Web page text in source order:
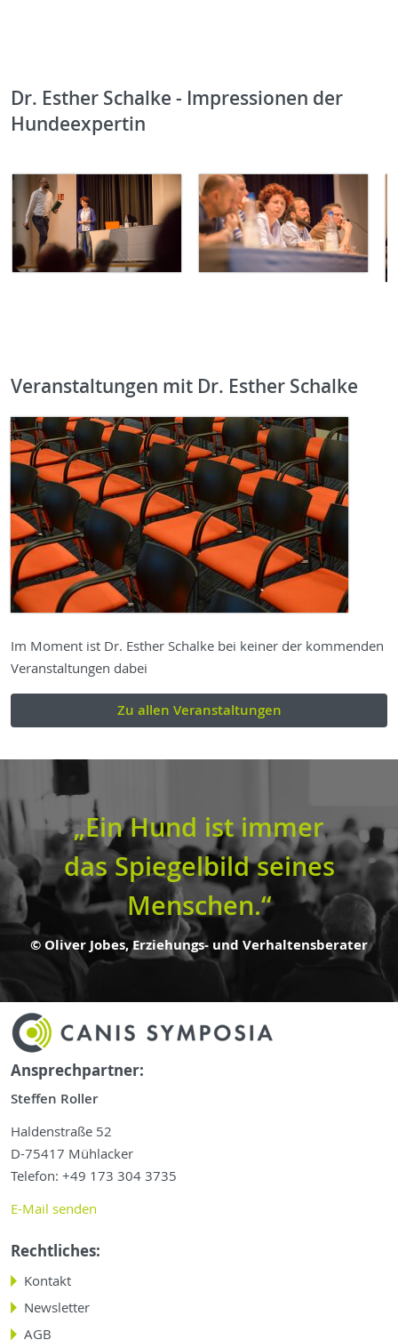
Dr. Esther Schalke - Impressionen der
Hundeexpertin
Veranstaltungen mit Dr. Esther Schalke
Im Moment ist Dr. Esther Schalke bei keiner der kommenden
Veranstaltungen dabei
Zu allen Veranstaltungen
„Ein Hund ist immer
das Spiegelbild seines
Menschen.“
© Oliver Jobes, Erziehungs- und Verhaltensberater
Ansprechpartner:
Steffen Roller
Haldenstraße 52
D-75417 Mühlacker
Telefon: +49 173 304 3735
E-Mail senden
Rechtliches:
Navigation
Kontakt
Newsletter
AGB